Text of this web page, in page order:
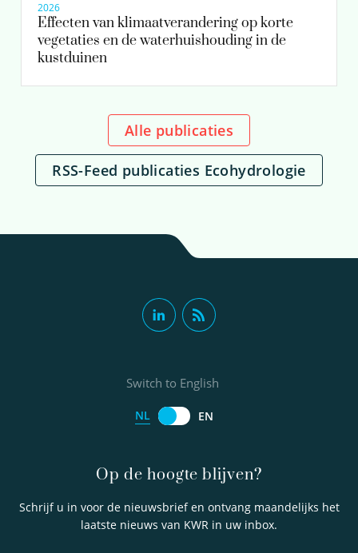
2026
Effecten van klimaatverandering op korte
vegetaties en de waterhuishouding in de
kustduinen
Alle publicaties
RSS-Feed publicaties Ecohydrologie
Op de hoogte blijven?
Schrijf u in voor de nieuwsbrief en ontvang maandelijks het
laatste nieuws van KWR in uw inbox.
Switch to English
NL EN